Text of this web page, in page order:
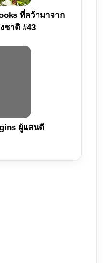
ที่คว้ามาจาก
ชาติ #43
ผู้แสนดี